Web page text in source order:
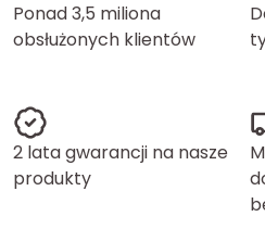
Ponad 3,5 miliona
obsłużonych klientów
2 lata gwarancji na nasze
produkty